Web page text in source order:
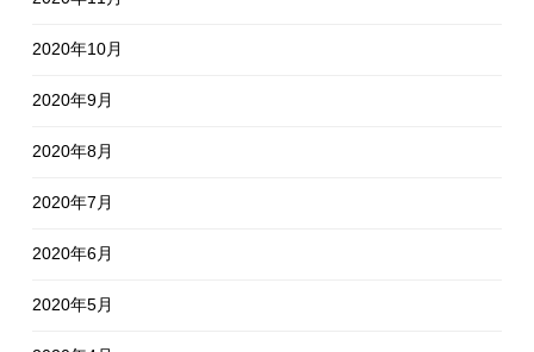
2020年10月
2020年9月
2020年8月
2020年7月
2020年6月
2020年5月